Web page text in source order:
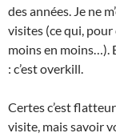
des années. Je ne
visites (ce qui,
moins en moins…).
: c’est overkill.
Certes c’est
visite, mais savoir